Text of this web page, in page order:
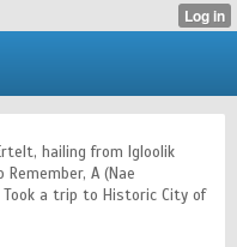
hailing from Igloolik
A (Nae
Took a trip to Historic City of